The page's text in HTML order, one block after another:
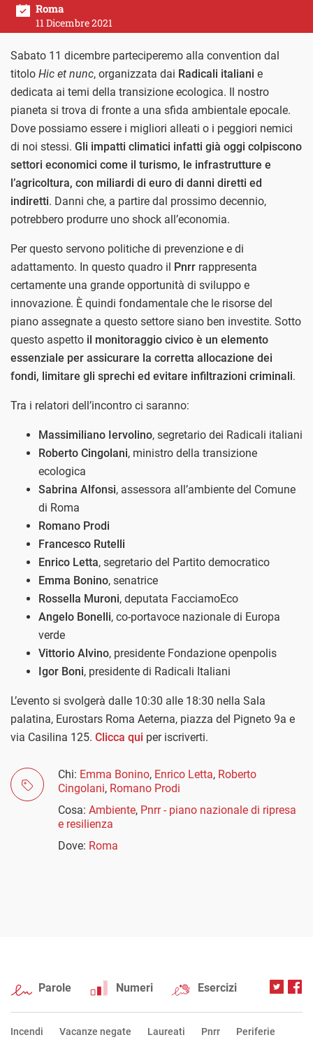
Roma
11 Dicembre 2021
Sabato 11 dicembre parteciperemo alla convention dal
titolo Hic et nunc, organizzata dai Radicali italiani e
dedicata ai temi della transizione ecologica. Il nostro
pianeta si trova di fronte a una sfida ambientale epocale.
Dove possiamo essere i migliori alleati o i peggiori nemici
di noi stessi. Gli impatti climatici infatti già oggi colpiscono
settori economici come il turismo, le infrastrutture e
l’agricoltura, con miliardi di euro di danni diretti ed
indiretti. Danni che, a partire dal prossimo decennio,
potrebbero produrre uno shock all’economia.
Per questo servono politiche di prevenzione e di
adattamento. In questo quadro il Pnrr rappresenta
certamente una grande opportunità di sviluppo e
innovazione. È quindi fondamentale che le risorse del
piano assegnate a questo settore siano ben investite. Sotto
questo aspetto il monitoraggio civico è un elemento
essenziale per assicurare la corretta allocazione dei
fondi, limitare gli sprechi ed evitare infiltrazioni criminali.
Tra i relatori dell’incontro ci saranno:
Massimiliano Iervolino, segretario dei Radicali italiani
Roberto Cingolani, ministro della transizione
ecologica
Sabrina Alfonsi, assessora all’ambiente del Comune
di Roma
Romano Prodi
Francesco Rutelli
Enrico Letta, segretario del Partito democratico
Emma Bonino, senatrice
Rossella Muroni, deputata FacciamoEco
Angelo Bonelli, co-portavoce nazionale di Europa
verde
Vittorio Alvino, presidente Fondazione openpolis
Igor Boni, presidente di Radicali Italiani
L’evento si svolgerà dalle 10:30 alle 18:30 nella Sala
palatina, Eurostars Roma Aeterna, piazza del Pigneto 9a e
via Casilina 125. Clicca qui per iscriverti.
Chi: Emma Bonino, Enrico Letta, Roberto
Cingolani, Romano Prodi
Cosa: Ambiente, Pnrr - piano nazionale di ripresa
e resilienza
Dove: Roma
Parole Numeri Esercizi
Incendi Vacanze negate Laureati Pnrr Periferie